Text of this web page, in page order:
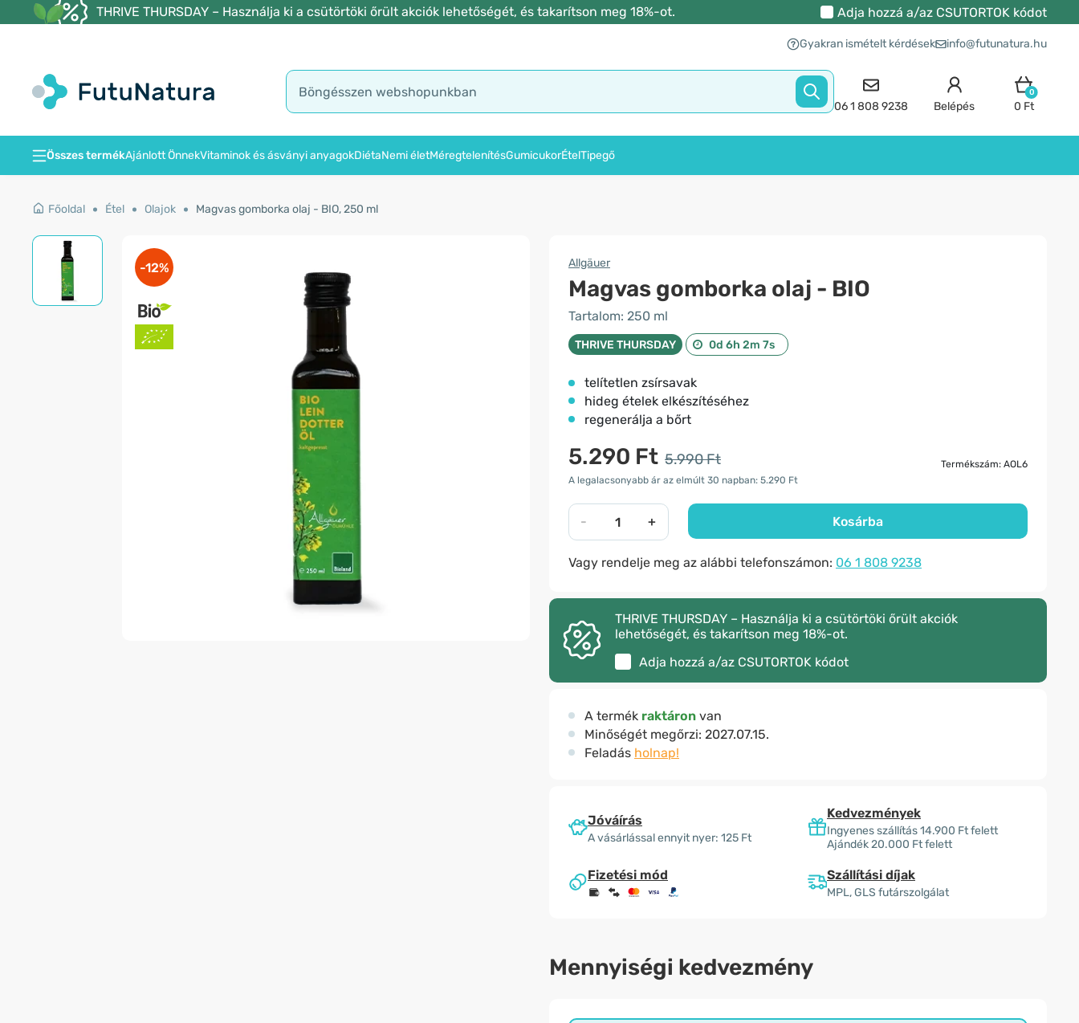
THRIVE THURSDAY – Használja ki a csütörtöki őrült akciók lehetőségét, és takarítson meg 18%-ot. Adja hozzá a/az CSUTORTOKkódot
Gyakran ismételt kérdések info@futunatura.hu
06 1 808 9238 Belépés
0
0 Ft
Összes termékAjánlott ÖnnekVitaminok és ásványi anyagokDiétaNemi életMéregtelenítésGumicukorÉtelTipegő
Főoldal Étel Olajok Magvas gomborka olaj - BIO, 250 ml
-12% Allgäuer
Magvas gomborka olaj - BIO
Tartalom: 250 ml
THRIVE THURSDAY 0d 6h 2m 7s
telítetlen zsírsavak
hideg ételek elkészítéséhez
regenerálja a bőrt
5.290 Ft 5.990 Ft
Termékszám: AOL6
A legalacsonyabb ár az elmúlt 30 napban: 5.290 Ft
- + Kosárba
Vagy rendelje meg az alábbi telefonszámon: 06 1 808 9238
THRIVE THURSDAY – Használja ki a csütörtöki őrült akciók
lehetőségét, és takarítson meg 18%-ot.
Adja hozzá a/az CSUTORTOK kódot
A termék raktáron van
Minőségét megőrzi: 2027.07.15.
Feladás holnap!
Jóváírás
A vásárlással ennyit nyer: 125 Ft
Kedvezmények
Ingyenes szállítás 14.900 Ft felett
Ajándék 20.000 Ft felett
Fizetési mód Szállítási díjak
MPL, GLS futárszolgálat
Mennyiségi kedvezmény